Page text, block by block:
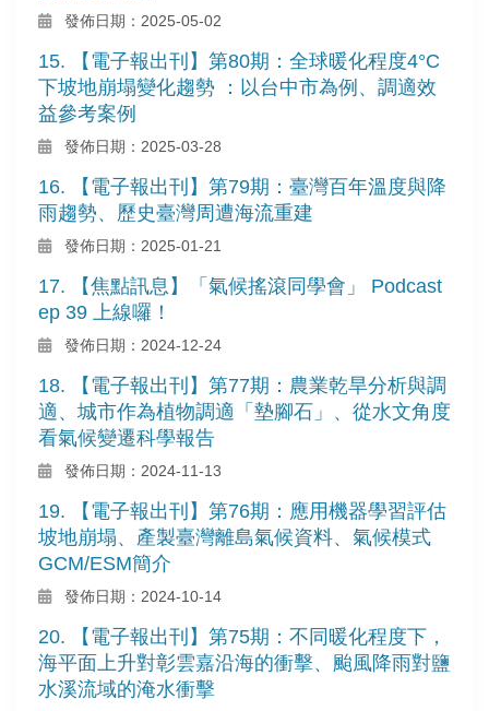
發佈日期：2025-05-02
15. 【電子報出刊】第80期：全球暖化程度4°C
下坡地崩塌變化趨勢 ：以台中市為例、調適效
益參考案例
發佈日期：2025-03-28
16. 【電子報出刊】第79期：臺灣百年溫度與降
雨趨勢、歷史臺灣周遭海流重建
發佈日期：2025-01-21
17. 【焦點訊息】「氣候搖滾同學會」 Podcast
ep 39 上線囉！
發佈日期：2024-12-24
18. 【電子報出刊】第77期：農業乾旱分析與調
適、城市作為植物調適「墊腳石」、從水文角度
看氣候變遷科學報告
發佈日期：2024-11-13
19. 【電子報出刊】第76期：應用機器學習評估
坡地崩塌、產製臺灣離島氣候資料、氣候模式
GCM/ESM簡介
發佈日期：2024-10-14
20. 【電子報出刊】第75期：不同暖化程度下，
海平面上升對彰雲嘉沿海的衝擊、颱風降雨對鹽
水溪流域的淹水衝擊